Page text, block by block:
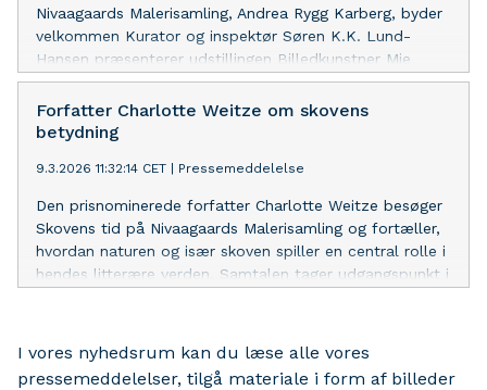
Nivaagaards Malerisamling, Andrea Rygg Karberg, byder
velkommen Kurator og inspektør Søren K.K. Lund-
Hansen præsenterer udstillingen Billedkunstner Mie
Mørkeberg fortæller om sin udsmykning og
iscenesættelse af Richard Winthers samling Mulighed for
interviews og fotografering Presse, der ønsker at
inden 30. april til kommunikationsansvarlig Kirsten
Malerisamling markerer 100-års fødselsdagen for den
danske kunstner Richard Winther (1926-2007) med en
stor udstilling om denne vidtfavnende, evigt
undersøgende og skabende personlighed i dansk kunst.
private samling med store modernister som Chagall,
Max Ernst, Sonja Ferlov Mancoba, Giacometti, Miró,
Forfatter Charlotte Weitze om skovens
betydning
9.3.2026 11:32:14 CET | Pressemeddelelse
Den prisnominerede forfatter Charlotte Weitze besøger
Skovens tid på Nivaagaards Malerisamling og fortæller,
hvordan naturen og især skoven spiller en central rolle i
hendes litterære verden. Samtalen tager udgangspunkt i
I vores nyhedsrum kan du læse alle vores
pressemeddelelser, tilgå materiale i form af billeder